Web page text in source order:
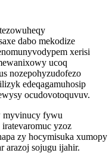
dabo mekodize
xerisi
ucoq
nozepohyzudofezo
edeqagamuhosip
ocudovotoquvuv.
myvinucy fywu
yzoz
zy hocymisuka xumopy
arazoj sojugu ijahir.